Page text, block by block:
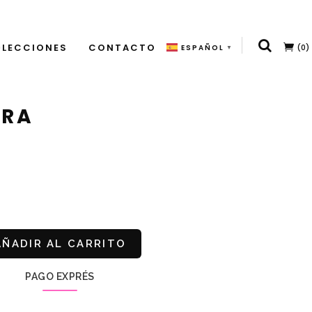
CONTACTO ESPAÑOL ▼ (0)
AL CARRITO
PAGO EXPRÉS